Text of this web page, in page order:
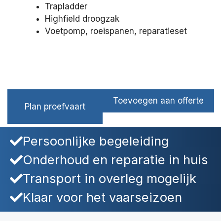
Trapladder
Highfield droogzak
Voetpomp, roeispanen, reparatieset
Plan proefvaart
Toevoegen aan offerte
Persoonlijke begeleiding
Onderhoud en reparatie in huis
Transport in overleg mogelijk
Klaar voor het vaarseizoen